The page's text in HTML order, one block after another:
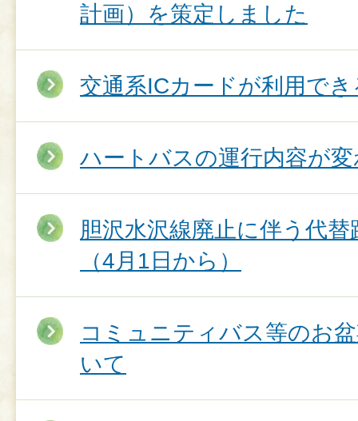
計画）を策定しました
交通系ICカードが利用で
ハートバスの運行内容が
胆沢水沢線廃止に伴う代
（4月1日から）
コミュニティバス等のお
いて